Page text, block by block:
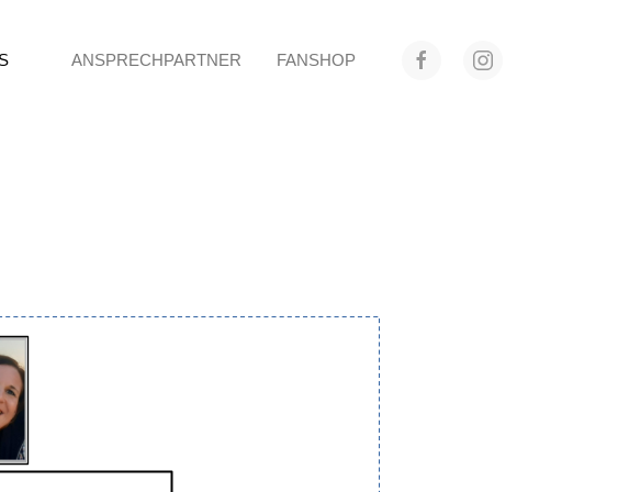
ANSPRECHPARTNER FANSHOP